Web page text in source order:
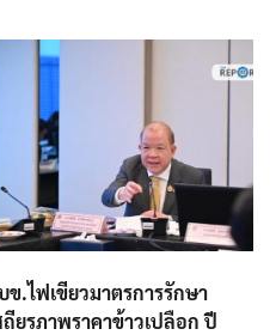
ข.ไฟเขียวมาตรการรักษา
ถียรภาพราคาข้าวเปลือก ปี